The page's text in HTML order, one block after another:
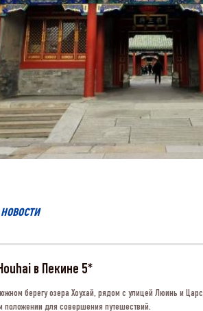
в Пекине 5*
берегу озера Хоухай, рядом с улицей Люинь и
положении для совершения путешествий.